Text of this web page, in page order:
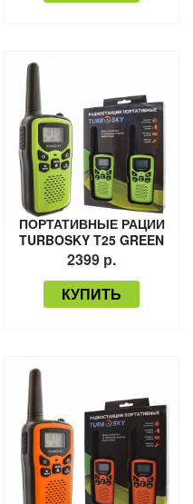
ПОРТАТИВНЫЕ РАЦИИ
TURBOSKY T25 GREEN
2399 р.
КУПИТЬ